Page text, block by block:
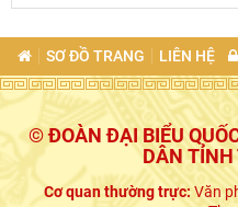
SƠ ĐỒ TRANG LIÊN HỆ
© ĐOÀN ĐẠI BIỂU
DÂN TỈNH
Cơ quan thường trực:Văn